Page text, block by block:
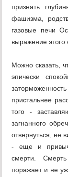
признать
фашизма,
газовые печи
выражение
Можно сказать,
эпически
пристальнее
того -
загнанного
отвернуться, не
- еще и
смерти.
поражает и не